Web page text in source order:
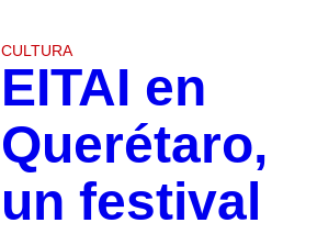
CULTURA
EITAI en
Querétaro,
un festival